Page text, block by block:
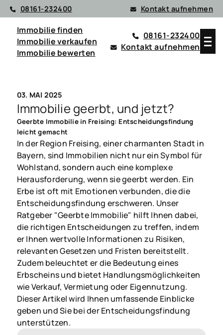
08161-232400 Kontakt aufnehmen
Immobilie finden
Immobilie verkaufen
Immobilie bewerten
08161-232400
Kontakt aufnehmen
03. MAI 2025
Immobilie geerbt, und jetzt?
Geerbte Immobilie in Freising: Entscheidungsfindung
leicht gemacht
In der Region Freising, einer charmanten Stadt in
Bayern, sind Immobilien nicht nur ein Symbol für
Wohlstand, sondern auch eine komplexe
Herausforderung, wenn sie geerbt werden. Ein
Erbe ist oft mit Emotionen verbunden, die die
Entscheidungsfindung erschweren. Unser
Ratgeber "Geerbte Immobilie" hilft Ihnen dabei,
die richtigen Entscheidungen zu treffen, indem
er Ihnen wertvolle Informationen zu Risiken,
relevanten Gesetzen und Fristen bereitstellt.
Zudem beleuchtet er die Bedeutung eines
Erbscheins und bietet Handlungsmöglichkeiten
wie Verkauf, Vermietung oder Eigennutzung.
Dieser Artikel wird Ihnen umfassende Einblicke
geben und Sie bei der Entscheidungsfindung
unterstützen.